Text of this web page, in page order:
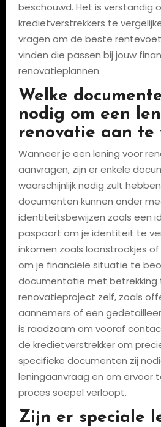
beschouwd. Het is verstandig
kredietverstrekkers te
vragen om de beste
vinden die passen bij jouw
renovatieplannen.
Welke
nodig om een
renovatie aan te
Wanneer je een lening voor
aanvragen, zijn er enkele
waarschijnlijk nodig zult
documenten kunnen onder
identiteitsbewijzen zoals een
paspoort om je identiteit te
inkomen zoals loonstrookjes
om je financiële situatie te
documentatie met
renovatieproject zelf, zoals
aannemers of een
is raadzaam om vooraf
de kredietverstrekker om
specifieke documenten zij
leningaanvraag en om ervoor
proces soepel verloopt.
Zijn er speciale